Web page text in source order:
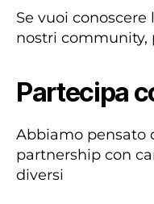
Se vuoi
nostri community,
Partecipa
Abbiamo pensato
partnership con
diversi